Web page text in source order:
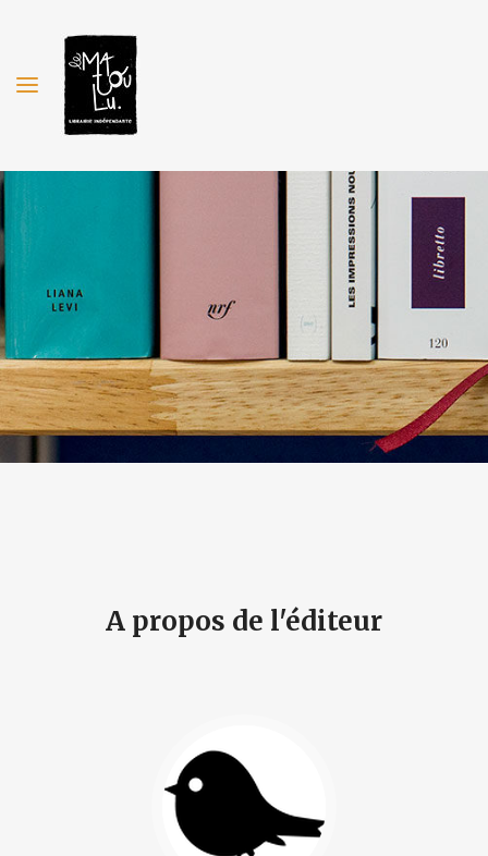
A propos de l'éditeur